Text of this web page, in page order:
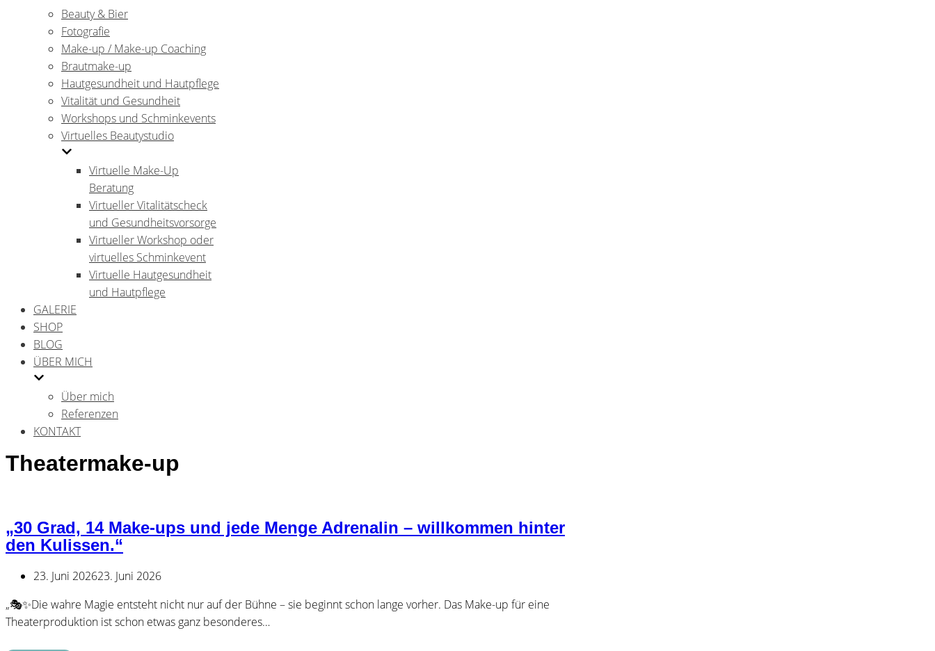
Beauty & Bier
Fotografie
Make-up / Make-up Coaching
Brautmake-up
Hautgesundheit und Hautpflege
Vitalität und Gesundheit
Workshops und Schminkevents
Virtuelles Beautystudio
Virtuelle Make-Up
Beratung
Virtueller Vitalitätscheck
und Gesundheitsvorsorge
Virtueller Workshop oder
virtuelles Schminkevent
Virtuelle Hautgesundheit
und Hautpflege
GALERIE
SHOP
BLOG
ÜBER MICH
Über mich
Referenzen
KONTAKT
Theatermake-up
„30 Grad, 14 Make-ups und jede Menge Adrenalin – willkommen hinter
den Kulissen.“
23. Juni 202623. Juni 2026
„🎭✨Die wahre Magie entsteht nicht nur auf der Bühne – sie beginnt schon lange vorher. Das Make-up für eine
Theaterproduktion ist schon etwas ganz besonderes…